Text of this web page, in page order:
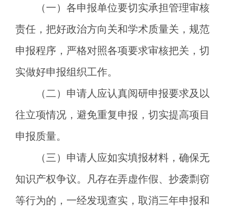
（一）各申报单位要切实承担管理审核
责任，把好政治方向关和学术质量关，规范
申报程序，严格对照各项要求审核把关，切
实做好申报组织工作。
（二）申请人应认真阅研申报要求及以
往立项情况，避免重复申报，切实提高项目
申报质量。
（三）申请人应如实填报材料，确保无
知识产权争议。凡存在弄虚作假、抄袭剽窃
等行为的，一经发现查实，取消三年申报和